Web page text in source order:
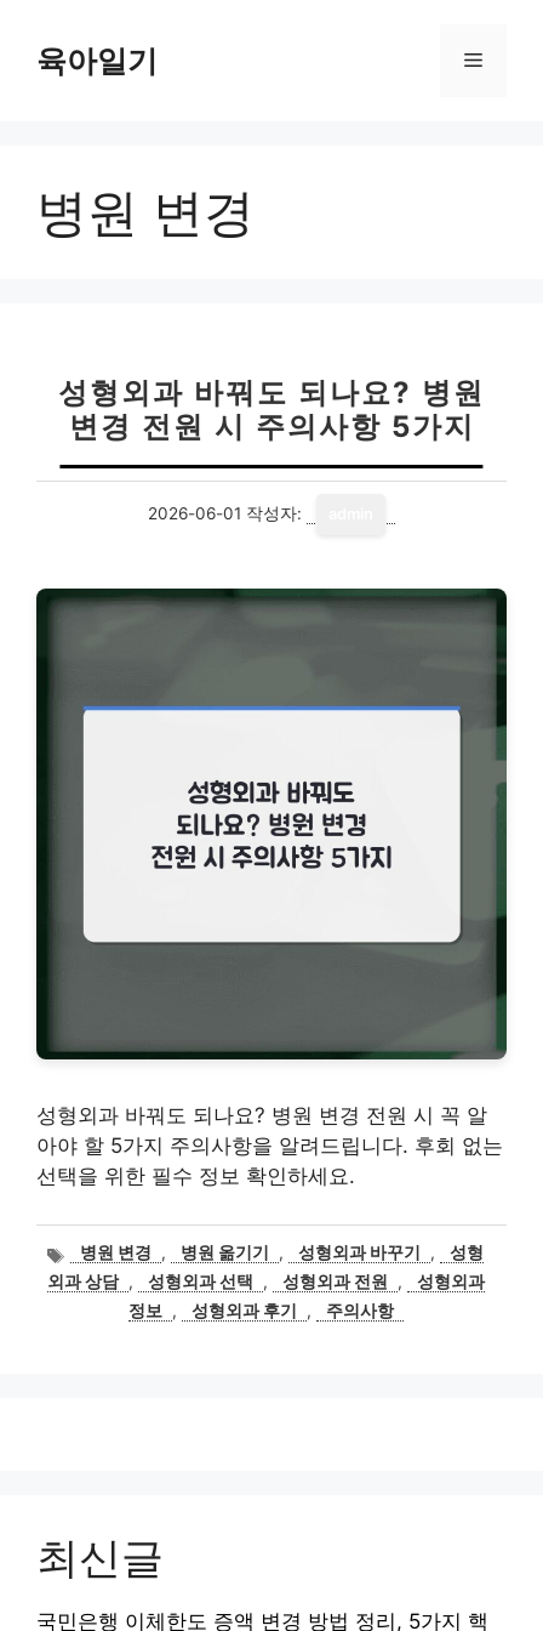
육아일기 메
병원 변경
성형외과 바꿔도 되나요? 병원
변경 전원 시 주의사항 5가지
2026-06-01 작성자:
성형외과 바꿔도 되나요? 병원 변경 전원 시 꼭 알
아야 할 5가지 주의사항을 알려드립니다. 후회 없는
선택을 위한 필수 정보 확인하세요.
태
그
병원 변경 , 병원 옮기기 , 성형외과 바꾸기 ,
성형
외과 상담 , 성형외과 선택 , 성형외과 전원 ,
성형외과
정보
, 성형외과 후기 , 주의사항
최신글
국민은행 이체한도 증액 변경 방법 정리, 5가지 핵